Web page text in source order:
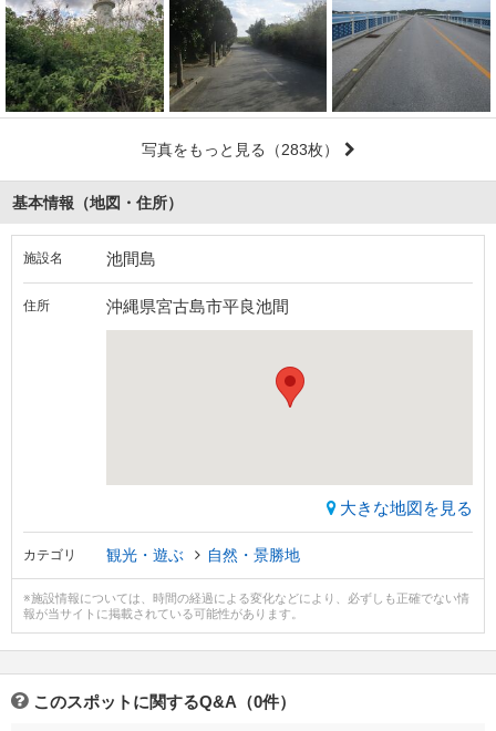
写真をもっと見る （283枚）
基本情報（地図・住所）
施設名 池間島
住所 沖縄県宮古島市平良池間
大きな地図を見る
カテゴリ 観光・遊ぶ 自然・景勝地
※施設情報については、時間の経過による変化などにより、必ずしも正確でない情
報が当サイトに掲載されている可能性があります。
このスポットに関するQ&A（0件）